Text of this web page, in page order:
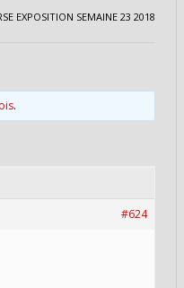
EXPOSITION SEMAINE 23 2018
.
#624